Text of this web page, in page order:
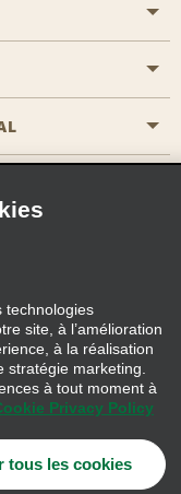
technologies
site, à l’amélioration
à la réalisation
stratégie marketing.
à tout moment à
Privacy Policy
tous les cookies